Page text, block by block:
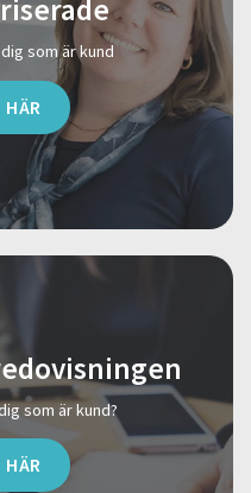
som är kund
HÄR
som är kund?
HÄR